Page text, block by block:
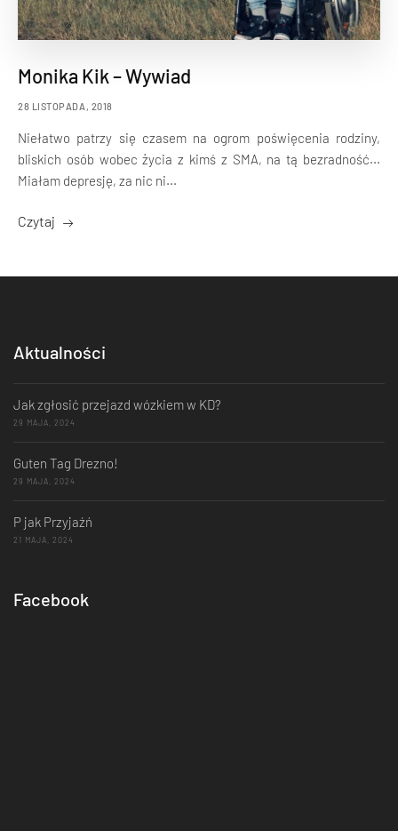
Monika Kik – Wywiad
28 LISTOPADA, 2018
Niełatwo patrzy się czasem na ogrom poświęcenia rodziny,
bliskich osób wobec życia z kimś z SMA, na tą bezradność...
Miałam depresję, za nic ni...
Czytaj
Aktualności
Jak zgłosić przejazd wózkiem w KD?
29 MAJA, 2024
Guten Tag Drezno!
29 MAJA, 2024
P jak Przyjaźń
21 MAJA, 2024
Facebook